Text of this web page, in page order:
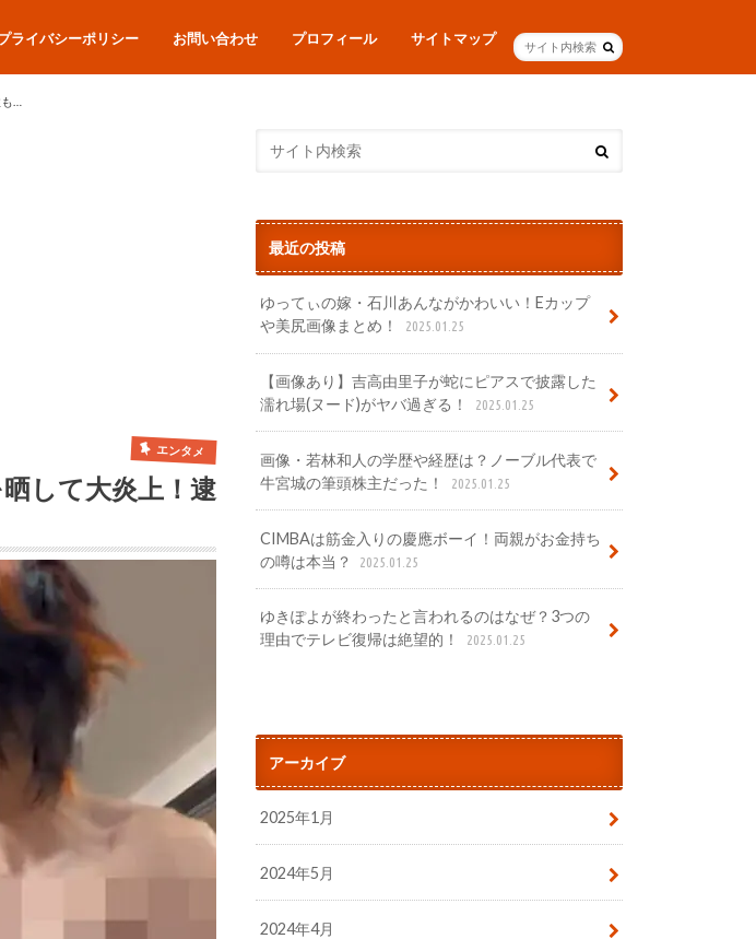
ライバシーポリシー お問い合わせ プロフィール サイトマップ
…
エンタメ
して大炎上！逮
最近の投稿
ゆってぃの嫁・石川あんながかわいい！Eカップ
や美尻画像まとめ！
2025.01.25
【画像あり】吉高由里子が蛇にピアスで披露した
濡れ場(ヌード)がヤバ過ぎる！
2025.01.25
画像・若林和人の学歴や経歴は？ノーブル代表で
牛宮城の筆頭株主だった！
2025.01.25
CIMBAは筋金入りの慶應ボーイ！両親がお金持ち
の噂は本当？
2025.01.25
ゆきぽよが終わったと言われるのはなぜ？3つの
理由でテレビ復帰は絶望的！
2025.01.25
アーカイブ
2025年1月
2024年5月
2024年4月